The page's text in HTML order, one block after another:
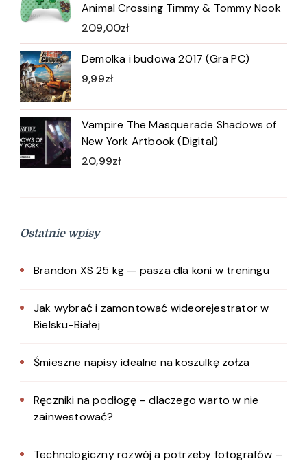
Animal Crossing Timmy & Tommy Nook
209,00zł
Demolka i budowa 2017 (Gra PC)
9,99zł
Vampire The Masquerade Shadows of
New York Artbook (Digital)
20,99zł
Ostatnie wpisy
Brandon XS 25 kg — pasza dla koni w treningu
Jak wybrać i zamontować wideorejestrator w
Bielsku-Białej
Śmieszne napisy idealne na koszulkę zołza
Ręczniki na podłogę – dlaczego warto w nie
zainwestować?
Technologiczny rozwój a potrzeby fotografów –